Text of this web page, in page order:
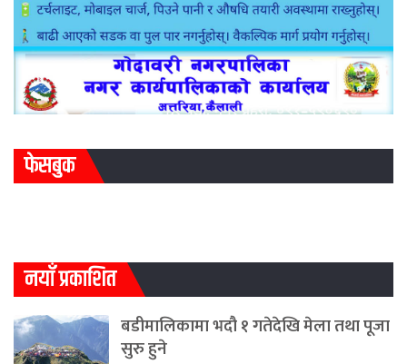
फेसबुक
नयाँ प्रकाशित
बडीमालिकामा भदौ १ गतेदेखि मेला तथा पूजा
सुरु हुने